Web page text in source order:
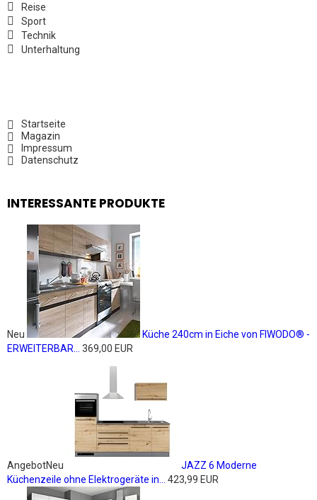
Reise
Sport
Technik
Unterhaltung
Startseite
Magazin
Impressum
Datenschutz
INTERESSANTE PRODUKTE
Neu
Küche 240cm in Eiche von FIWODO® -
ERWEITERBAR...
369,00 EUR
AngebotNeu
JAZZ 6 Moderne
Küchenzeile ohne Elektrogeräte in...
423,99 EUR